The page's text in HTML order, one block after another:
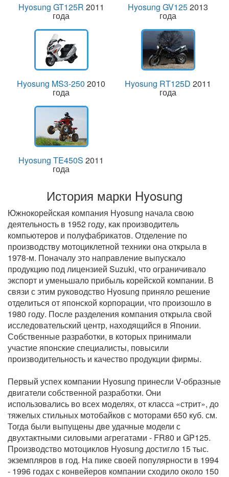
Hyosung GT125R 2011
года
Hyosung GV1252013
года
Hyosung MS3-250 2010
года
Hyosung RT125D 2011
года
Hyosung TE450S 2011
года
История марки Hyosung
Южнокорейская компания Hyosung начала свою
деятельность в 1952 году, как производитель
компьютеров и полуфабрикатов. Отделение по
производству мотоциклетной техники она открыла в
1978-м. Поначалу это направление выпускало
продукцию под лицензией Suzuki, что ограничивало
экспорт и уменьшало прибыль корейской компании. В
связи с этим руководство Hyosung приняло решение
отделиться от японской корпорации, что произошло в
1980 году. После разделения компания открыла свой
исследовательский центр, находящийся в Японии.
Собственные разработки, в которых принимали
участие японские специалисты, повысили
производительность и качество продукции фирмы.
Первый успех компании Hyosung принесли V-образные
двигатели собственной разработки. Они
использовались во всех моделях, от класса «стрит», до
тяжелых стильных мотобайков с моторами 650 куб. см.
Тогда были выпущены две удачные модели с
двухтактными силовыми агрегатами - FR80 и GP125.
Производство мотоциклов Hyosung достигло 15 тыс.
экземпляров в год. На пике своей популярности в 1994
- 1996 годах с конвейеров компании сходило около 150